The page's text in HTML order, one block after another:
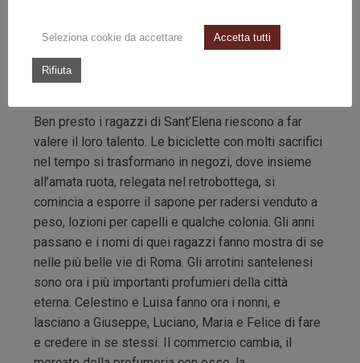
propri sogni, ciascuno di loro con una bicicletta
attrezzata alla bisogna, qualcuno più fortunato con
una lambretta, inizia a girare per lungo e per largo la
Ben presto i ragazzi di Sant’Elena riescono a far
valere il loro talento. Le biciclette con molti sacrifici
nel tempo si trasformano in negozi, dove insieme
all’amata ruota, relegata nel retrobottega, si
comincia a esporre il sapone per radersi venduto a
peso, lozioni per capelli e qualche colonia. Gli anni
passano e i nomi di quei ragazzi fanno mostra di se
nelle più belle vie di Roma. Gli arrotini santelenesi
sono ora i più importanti profumieri della città
eterna. Celestino e Luisa fanno ora i nonni, e
lasciano a Giuseppe, Luciano, Maria e Felice di fare
e credere in se stessi. Il commercio cambia, il
Seleziona cookie da accettare Accetta tutti
Rifiuta